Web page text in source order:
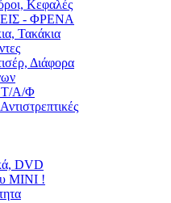
Κεφαλές
- ΦΡΕΝΑ
Τακάκια
Διάφορα
Τ/Α/Φ
DVD
MINI !